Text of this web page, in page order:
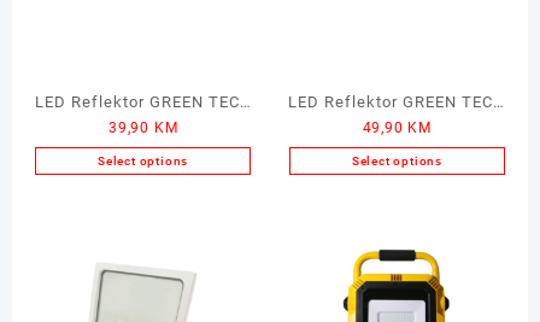
LED Reflektor GREEN TECH
30W
39,90 KM
Select options
variants.
LED Reflektor GREEN TECH
50W
49,90 KM
Select options
multiple
variants.
The